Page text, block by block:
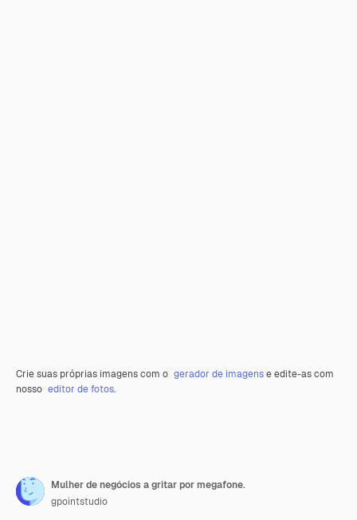
Crie suas próprias imagens com o gerador de imagense edite-as com
nosso editor de fotos.
Mulher de negócios a gritar por megafone.
gpointstudio